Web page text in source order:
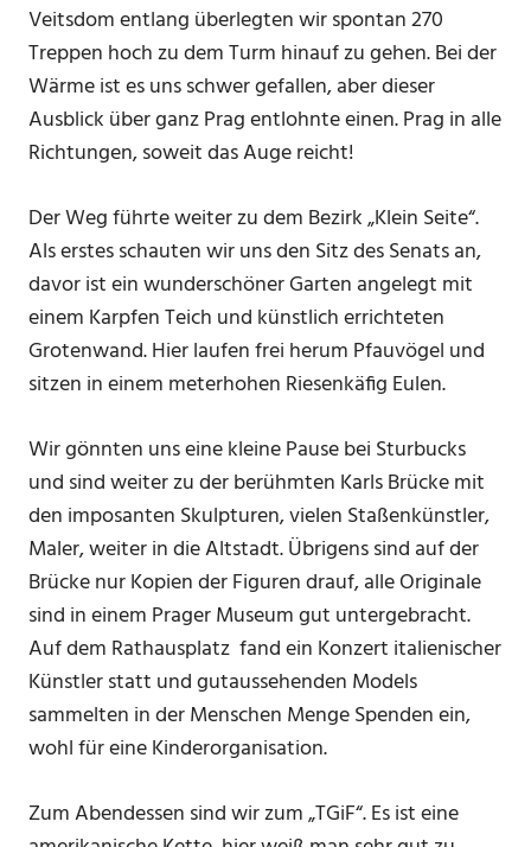
Veitsdom entlang überlegten wir spontan 270
Treppen hoch zu dem Turm hinauf zu gehen. Bei der
Wärme ist es uns schwer gefallen, aber dieser
Ausblick über ganz Prag entlohnte einen. Prag in alle
Richtungen, soweit das Auge reicht!
Der Weg führte weiter zu dem Bezirk „Klein Seite“.
Als erstes schauten wir uns den Sitz des Senats an,
davor ist ein wunderschöner Garten angelegt mit
einem Karpfen Teich und künstlich errichteten
Grotenwand. Hier laufen frei herum Pfauvögel und
sitzen in einem meterhohen Riesenkäfig Eulen.
Wir gönnten uns eine kleine Pause bei Sturbucks
und sind weiter zu der berühmten Karls Brücke mit
den imposanten Skulpturen, vielen Staßenkünstler,
Maler, weiter in die Altstadt. Übrigens sind auf der
Brücke nur Kopien der Figuren drauf, alle Originale
sind in einem Prager Museum gut untergebracht.
Auf dem Rathausplatz fand ein Konzert italienischer
Künstler statt und gutaussehenden Models
sammelten in der Menschen Menge Spenden ein,
wohl für eine Kinderorganisation.
Zum Abendessen sind wir zum „TGiF“. Es ist eine